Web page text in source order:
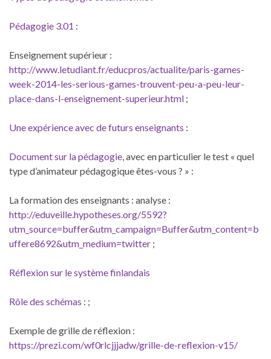
Pédagogie 3.01 :
Enseignement supérieur :
http://www.letudiant.fr/educpros/actualite/paris-games-
week-2014-les-serious-games-trouvent-peu-a-peu-leur-
place-dans-l-enseignement-superieur.html ;
Une expérience avec de futurs enseignants :
Document sur la pédagogie, avec en particulier le test « quel
type d’animateur pédagogique êtes-vous ? » :
La formation des enseignants : analyse :
http://eduveille.hypotheses.org/5592?
utm_source=buffer&utm_campaign=Buffer&utm_content=b
uffere8692&utm_medium=twitter ;
Réflexion sur le système finlandais
Rôle des schémas : ;
Exemple de grille de réflexion :
https://prezi.com/wf0rlcjjjadw/grille-de-reflexion-v15/